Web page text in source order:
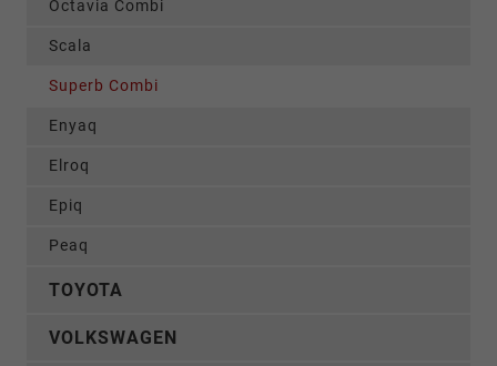
Octavia Combi
Scala
Superb Combi
Enyaq
Elroq
Epiq
Peaq
TOYOTA
VOLKSWAGEN